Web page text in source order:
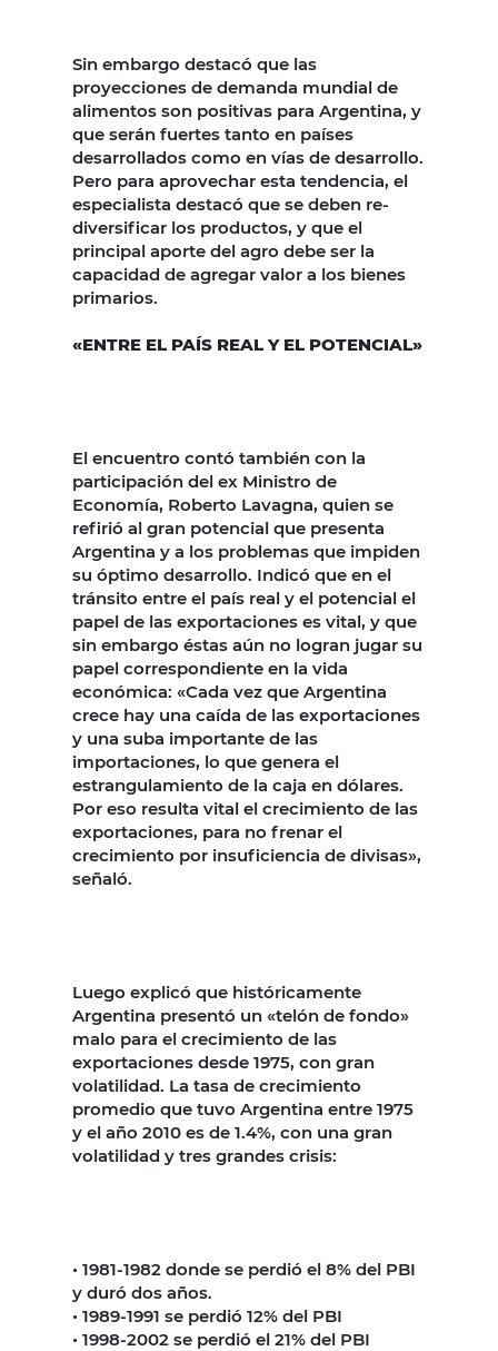
Sin embargo destacó que las
proyecciones de demanda mundial de
alimentos son positivas para Argentina, y
que serán fuertes tanto en países
desarrollados como en vías de desarrollo.
Pero para aprovechar esta tendencia, el
especialista destacó que se deben re-
diversificar los productos, y que el
principal aporte del agro debe ser la
capacidad de agregar valor a los bienes
primarios.
«ENTRE EL PAÍS REAL Y EL POTENCIAL»
El encuentro contó también con la
participación del ex Ministro de
Economía, Roberto Lavagna, quien se
refirió al gran potencial que presenta
Argentina y a los problemas que impiden
su óptimo desarrollo. Indicó que en el
tránsito entre el país real y el potencial el
papel de las exportaciones es vital, y que
sin embargo éstas aún no logran jugar su
papel correspondiente en la vida
económica: «Cada vez que Argentina
crece hay una caída de las exportaciones
y una suba importante de las
importaciones, lo que genera el
estrangulamiento de la caja en dólares.
Por eso resulta vital el crecimiento de las
exportaciones, para no frenar el
crecimiento por insuficiencia de divisas»,
señaló.
Luego explicó que históricamente
Argentina presentó un «telón de fondo»
malo para el crecimiento de las
exportaciones desde 1975, con gran
volatilidad. La tasa de crecimiento
promedio que tuvo Argentina entre 1975
y el año 2010 es de 1.4%, con una gran
volatilidad y tres grandes crisis:
• 1981-1982 donde se perdió el 8% del PBI
y duró dos años.
• 1989-1991 se perdió 12% del PBI
• 1998-2002 se perdió el 21% del PBI